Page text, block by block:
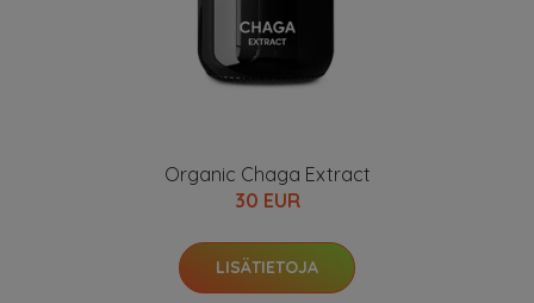
Organic Chaga Extract
30 EUR
LISÄTIETOJA